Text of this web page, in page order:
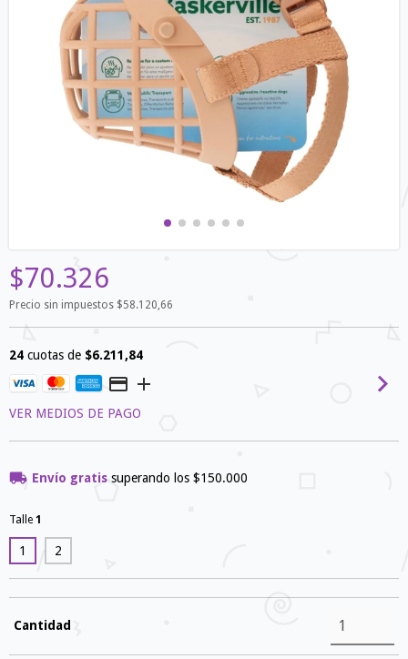
$70.326
Precio sin impuestos $58.120,66
24 cuotas de $6.211,84
VER MEDIOS DE PAGO
Envío gratis superando los $150.000
Talle 1
1 2
Cantidad